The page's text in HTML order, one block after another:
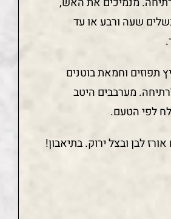
שעה ורבע או עד
תפוזים וחמאת בוטנים
מערבבים היטב
לפי הטעם.
לבן ובצל ירוק. בתיאבון!